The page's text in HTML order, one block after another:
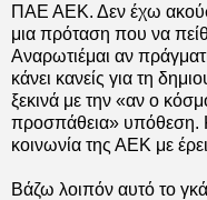
ΠΑΕ ΑΕΚ. Δεν έχω
μια πρόταση που να
Αναρωτιέμαι αν
κάνει κανείς για τη
ξεκινά με την «αν ο
προσπάθεια» υπόθεση.
κοινωνία της ΑΕΚ με
Βάζω λοιπόν αυτό το